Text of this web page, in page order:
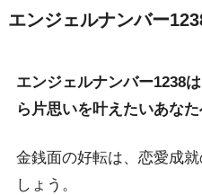
エンジェルナンバー
エンジェルナンバー1238
ら片思いを叶えたいあな
金銭面の好転は、恋愛成
しょう。